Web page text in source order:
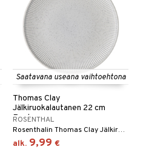
Saatavana useana vaihtoehtona
Thomas Clay
Jälkiruokalautanen 22 cm
Rock
ROSENTHAL
Rosenthalin Thomas Clay Jälkiruokalautanen 22 cm on kivikeraaminen lautanen vekitetyllä kuviolla lautasen yläosasta keskelle. Saatavana useita eri värejä.
alk. 9,99 €